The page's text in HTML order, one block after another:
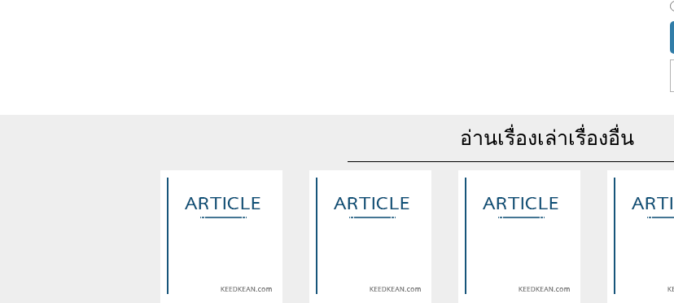
อ่านเรื่องเล่าเรื่องอื่น